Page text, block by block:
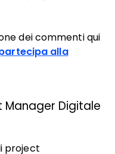
dei commenti qui
alla
Manager Digitale
project